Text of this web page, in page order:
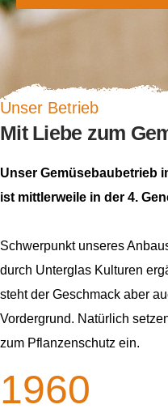
Unser Betrieb
Mit Liebe zum
Unser Gemüsebaubetrieb
ist mittlerweile in der 4.
Schwerpunkt unseres
durch Unterglas Kulturen
steht der Geschmack aber
Vordergrund. Natürlich
zum Pflanzenschutz ein.
1960